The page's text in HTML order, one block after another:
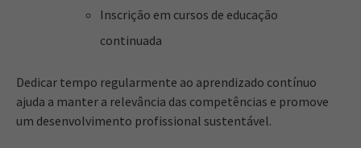
Inscrição em cursos de educação
continuada
Dedicar tempo regularmente ao aprendizado contínuo
ajuda a manter a relevância das competências e promove
um desenvolvimento profissional sustentável.